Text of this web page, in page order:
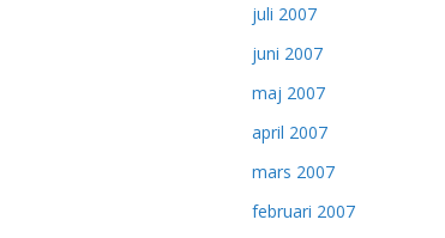
juli 2007
juni 2007
maj 2007
april 2007
mars 2007
februari 2007